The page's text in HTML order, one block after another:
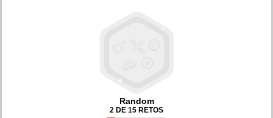
Random
2 DE 15 RETOS